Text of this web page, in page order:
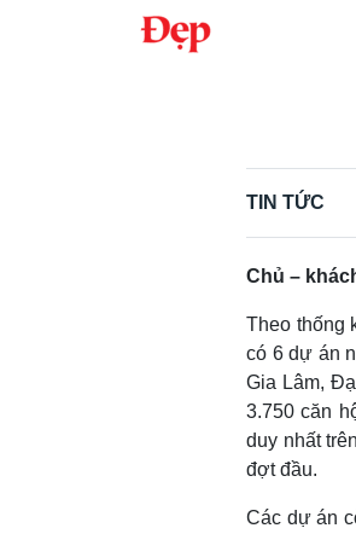
TIN TỨC
Chủ –
Theo thống
có 6 dự án
Gia Lâm,
3.750 căn
duy nhất
đợt đầu.
Các dự án